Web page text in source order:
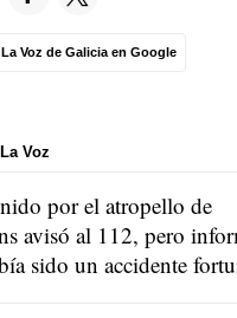
Voz de Galicia en Google
Voz
por el atropello de
avisó al 112, pero
sido un accidente